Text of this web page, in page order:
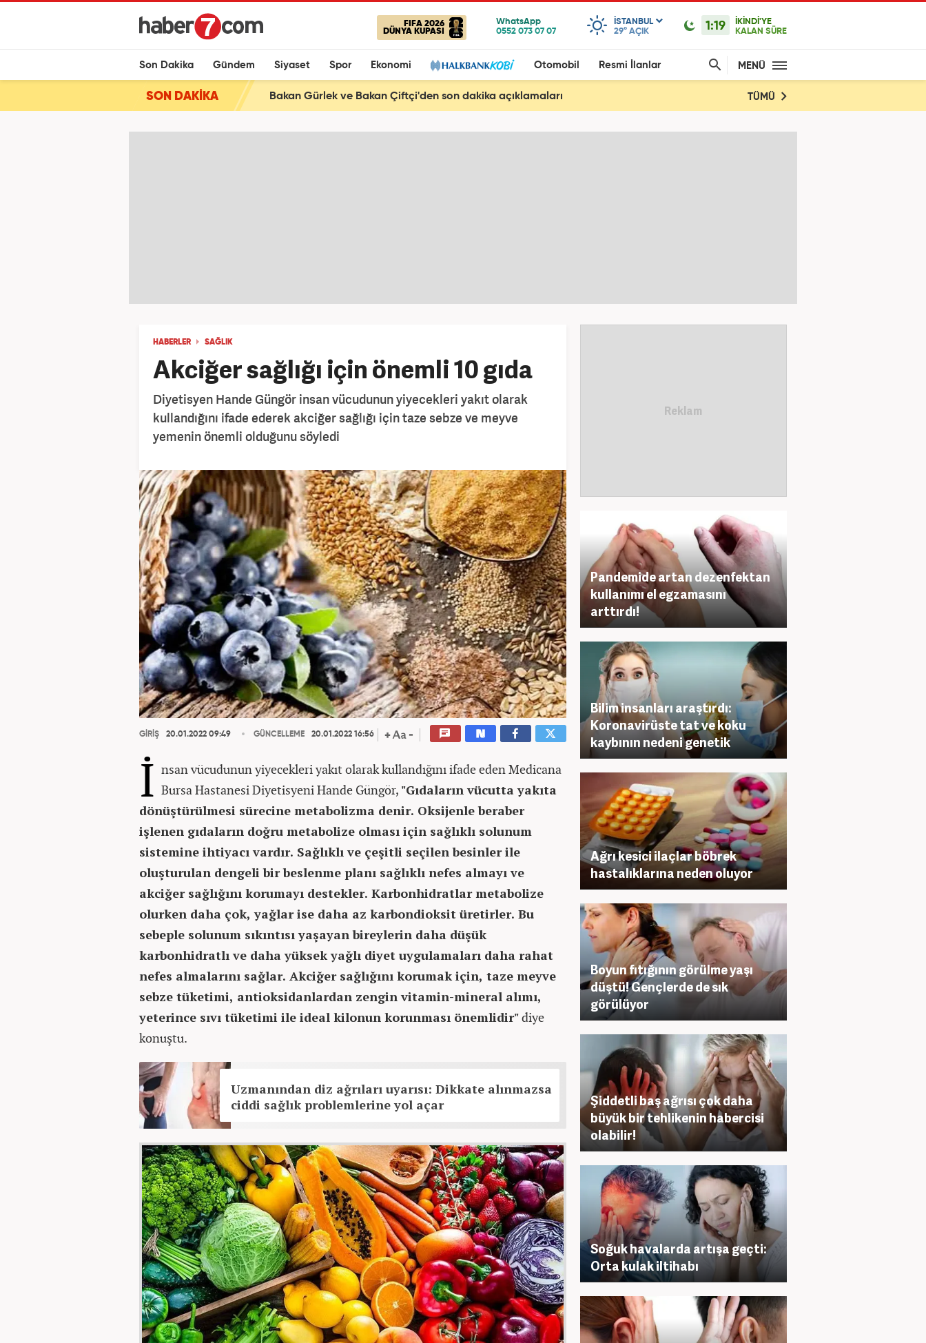
FIFA 2026
DÜNYA KUPASI
ISTANBUL
29° AÇIK 1:19
İKİNDİ'YE
KALAN SÜRE
Son Dakika Gündem Siyaset Spor Ekonomi Otomobil Resmi İlanlar MENÜ
SON DAKİKA Bakan Gürlek ve Bakan Çiftçi'den son dakika açıklamaları TÜMÜ
HABERLER SAĞLIK
Akciğer sağlığı için önemli 10 gıda
Diyetisyen Hande Güngör insan vücudunun yiyecekleri yakıt olarak
kullandığını ifade ederek akciğer sağlığı için taze sebze ve meyve
yemenin önemli olduğunu söyledi
GİRİŞ 20.01.2022 09:49 GÜNCELLEME 20.01.2022 16:56
İ nsan vücudunun yiyecekleri yakıt olarak kullandığını ifade eden Medicana
Bursa Hastanesi Diyetisyeni Hande Güngör, "Gıdaların vücutta yakıta
dönüştürülmesi sürecine metabolizma denir. Oksijenle beraber
işlenen gıdaların doğru metabolize olması için sağlıklı solunum
sistemine ihtiyacı vardır. Sağlıklı ve çeşitli seçilen besinler ile
oluşturulan dengeli bir beslenme planı sağlıklı nefes almayı ve
akciğer sağlığını korumayı destekler. Karbonhidratlar metabolize
olurken daha çok, yağlar ise daha az karbondioksit üretirler. Bu
sebeple solunum sıkıntısı yaşayan bireylerin daha düşük
karbonhidratlı ve daha yüksek yağlı diyet uygulamaları daha rahat
nefes almalarını sağlar. Akciğer sağlığını korumak için, taze meyve
sebze tüketimi, antioksidanlardan zengin vitamin-mineral alımı,
yeterince sıvı tüketimi ile ideal kilonun korunması önemlidir"diye
konuştu.
Uzmanından diz ağrıları uyarısı: Dikkate alınmazsa
ciddi sağlık problemlerine yol açar
Pandemide artan dezenfektan
kullanımı el egzamasını
arttırdı!
Bilim insanları araştırdı:
Koronavirüste tat ve koku
kaybının nedeni genetik
Ağrı kesici ilaçlar böbrek
hastalıklarına neden oluyor
Boyun fıtığının görülme yaşı
düştü! Gençlerde de sık
görülüyor
Şiddetli baş ağrısı çok daha
büyük bir tehlikenin habercisi
olabilir!
Soğuk havalarda artışa geçti:
Orta kulak iltihabı